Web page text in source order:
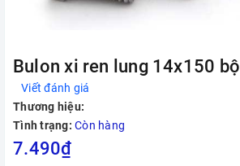
Bulon xi ren lung 14x150 bộ
Viết đánh giá
Thương hiệu:
Tình trạng: Còn hàng
7.490₫